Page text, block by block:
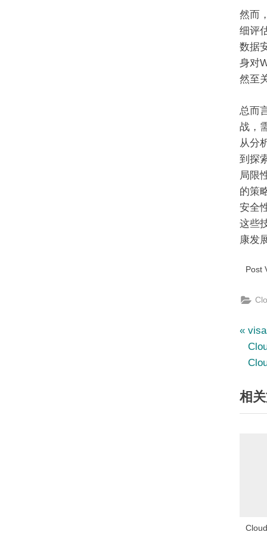
然而
细评
数据
身对
然至
总而
战，
从分
到探
局限
的策
安全
这些
康发
Post
文
章
导
航
P
r
e
i
o
:
相